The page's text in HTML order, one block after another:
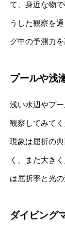
て、身近な物
うした観察を
グ中の予測力
プールや浅
浅い水辺やプ
観察してみて
現象は屈折の
く、また大き
は屈折率と光
ダイビング